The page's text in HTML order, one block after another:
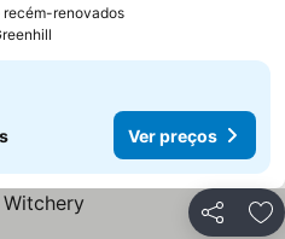
recém-renovados
Ver preços
Partilhar